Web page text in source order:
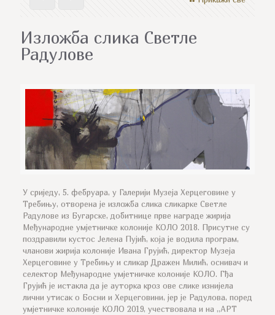
Изложба слика Светле
Радулове
У сриједу, 5. фебруара, у Галерији Музеја Херцеговине у
Требињу, отворена је изложба слика сликарке Светле
Радулове из Бугарске, добитнице прве награде жирија
Међународне умјетничке колоније КОЛО 2018. Присутне су
поздравили кустос Јелена Пујић, која је водила програм,
чланови жирија колоније Ивана Грујић, директор Музеја
Херцеговине у Требињу и сликар Дражен Милић, оснивач и
селектор Међународне умјетничке колоније КОЛО. Гђа
Грујић је истакла да је ауторка кроз ове слике изнијела
лични утисак о Босни и Херцеговини, јер је Радулова, поред
умјетничке колоније КОЛО 2019, учествовала и на „АРТ